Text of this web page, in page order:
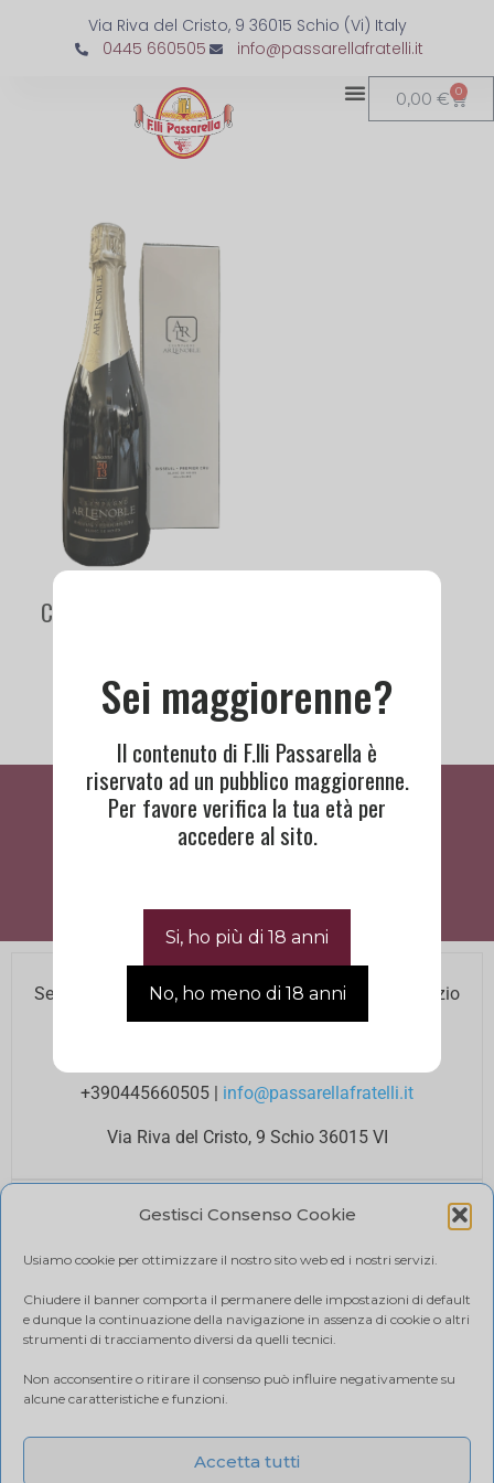
Gestisci Consenso Cookie
Usiamo cookie per ottimizzare il nostro sito web ed i nostri servizi.
Chiudere il banner comporta il permanere delle impostazioni di default
e dunque la continuazione della navigazione in assenza di cookie o altri
strumenti di tracciamento diversi da quelli tecnici.
Non acconsentire o ritirare il consenso può influire negativamente su
alcune caratteristiche e funzioni.
Accetta tutti
Via Riva del Cristo, 9 36015 Schio (Vi) Italy
0445 660505
info@passarellafratelli.it
0,00€ 0
Champagne AR Lenoble
Cosa Dicono Di Noi
Se hai bisogno di assistenza contatta il nostro Servizio
Clienti agli orari di ufficio.
+390445660505 | info@passarellafratelli.it
Via Riva del Cristo, 9 Schio 36015 VI
I tuoi pagamenti online sono protetti e accettiamo il
RIMBORSI E RESI
Politica di reso
SPEDIZIONE
alla quantità di acquisto. Visualizza il tuo carrello.
Sei maggiorenne?
Il contenuto di F.lli Passarella è
riservato ad un pubblico maggiorenne.
Per favore verifica la tua età per
accedere al sito.